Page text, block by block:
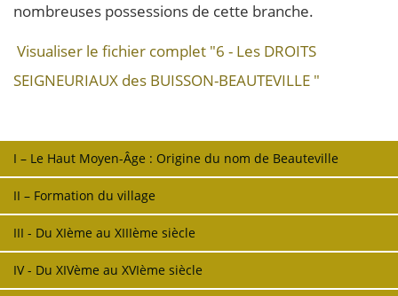
nombreuses possessions de cette branche.
Visualiser le fichier complet "6 - Les DROITS
SEIGNEURIAUX des BUISSON-BEAUTEVILLE "
I – Le Haut Moyen-Âge : Origine du nom de Beauteville
II – Formation du village
III - Du XIème au XIIIème siècle
IV - Du XIVème au XVIème siècle